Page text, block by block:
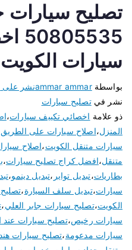
تصليح سيارات
سيارات الكويت
بواسطةammar ammarنشر على
نشر فيتصليح سيارات
ذو علامة اخصائي تكييف سيارات،
المنزل،اصلاح سيارات على الطريق
سيارات متنقل الكويت،اصلاح
متنقل،افضل كراج تصليح سيارات،
بطاريات،تبديل تواير ،تبديل دينمو،
سيارات،تبديل سلف السيارة،
الكويت،تصليح سيارات جابر العلي،
سيارات رخيص،تصليح سيارات عند
سيارات مدعومة،تصليح سيارات